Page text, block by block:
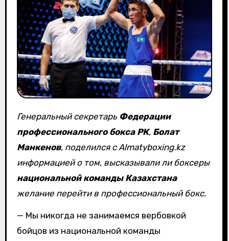
Генеральный секретарь Федерации
профессионального бокса РК, Болат
Манкенов, поделился с Almatyboxing.kz
информацией о том, высказывали ли боксеры
национальной команды Казахстана
желание перейти в профессиональный бокс.
— Мы никогда не занимаемся вербовкой
бойцов из национальной команды